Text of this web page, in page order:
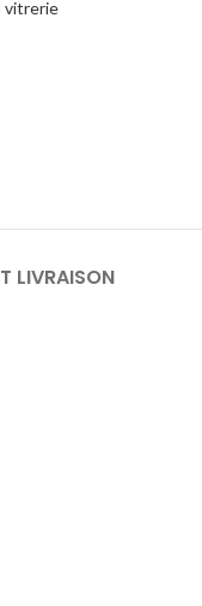
vitrerie
LIVRAISON